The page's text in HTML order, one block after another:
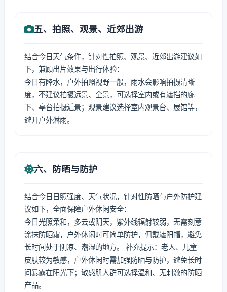
五、拍照、观景、近郊出游
结合今日天气条件，针对性拍照、观景、近郊出游建议如
下，兼顾出片效果与出行体验：
今日有降水，户外拍照视野一般，雨水会影响拍摄清晰
度，不建议拍摄远景、全景，可选择室内或有遮挡的廊
下、亭台拍摄近景；观景建议选择室内观景台、展馆等，
避开户外淋雨。
六、防晒与防护
结合今日日照强度、天气状况，针对性防晒与户外防护建
议如下，全面保障户外休闲安全：
今日光照柔和，多云或阴天，紫外线辐射较弱，无需刻意
涂抹防晒霜，户外休闲时可简单防护，佩戴遮阳帽，避免
长时间处于阴凉、潮湿的地方。 补充提示：老人、儿童
皮肤较为敏感，户外休闲时需加强防晒与防护，避免长时
间暴露在阳光下；敏感肌人群可选择温和、无刺激的防晒
产品。